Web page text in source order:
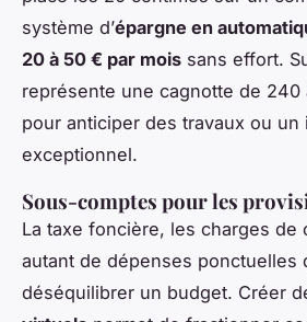
système d’épargne en
20 à 50 € par mois sans effort.
représente une cagnotte de 240
pour anticiper des travaux ou un
exceptionnel.
Sous-comptes pour les
La taxe foncière, les charges de
autant de dépenses ponctuelles
déséquilibrer un budget. Créer